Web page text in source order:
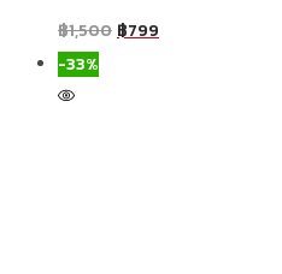
฿1,500 ฿799
-33%